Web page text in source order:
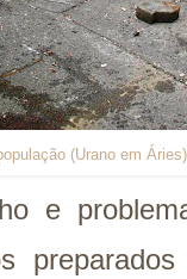
(Urano em
e